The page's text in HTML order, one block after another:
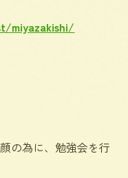
miyazakishi/
の為に、勉強会を行